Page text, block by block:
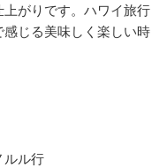
がりです。ハワイ旅行
じる美味しく楽しい時
ルル行